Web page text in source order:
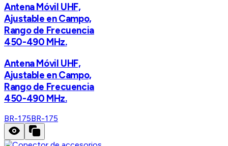
Antena Móvil UHF,
Ajustable en Campo,
Rango de Frecuencia
450-490 MHz.
Antena Móvil UHF,
Ajustable en Campo,
Rango de Frecuencia
450-490 MHz.
BR-175BR-175